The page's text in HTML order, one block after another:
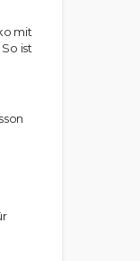
mit
ist